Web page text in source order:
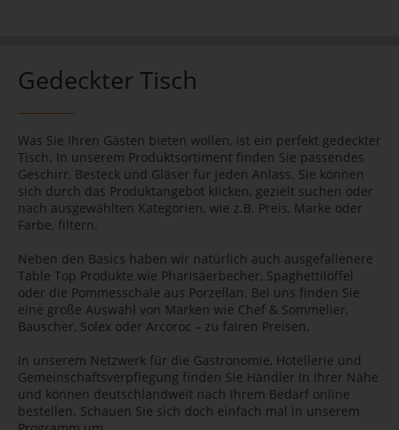
Gedeckter Tisch
Was Sie Ihren Gästen bieten wollen, ist ein perfekt gedeckter
Tisch. In unserem Produktsortiment finden Sie passendes
Geschirr, Besteck und Gläser für jeden Anlass. Sie können
sich durch das Produktangebot klicken, gezielt suchen oder
nach ausgewählten Kategorien, wie z.B. Preis, Marke oder
Farbe, filtern.
Neben den Basics haben wir natürlich auch ausgefallenere
Table Top Produkte wie Pharisäerbecher, Spaghettilöffel
oder die Pommesschale aus Porzellan. Bei uns finden Sie
eine große Auswahl von Marken wie Chef & Sommelier,
Bauscher, Solex oder Arcoroc – zu fairen Preisen.
In unserem Netzwerk für die Gastronomie, Hotellerie und
Gemeinschaftsverpflegung finden Sie Händler in Ihrer Nähe
und können deutschlandweit nach Ihrem Bedarf online
bestellen. Schauen Sie sich doch einfach mal in unserem